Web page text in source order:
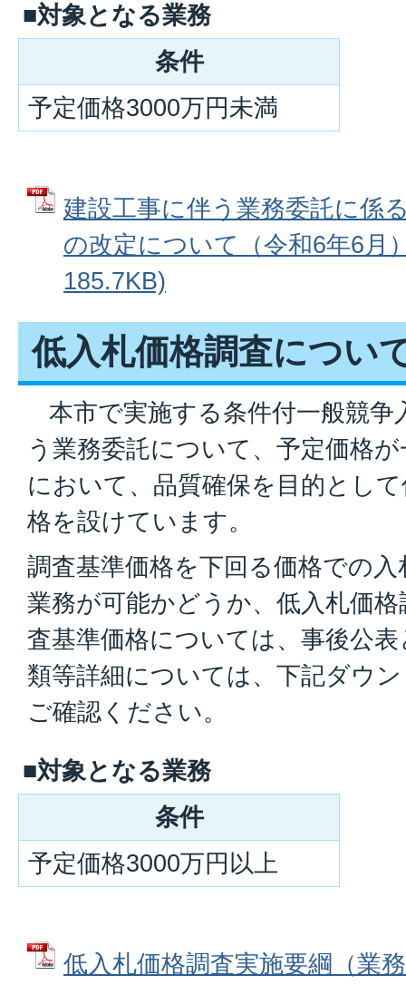
■対象となる業務
条件
予定価格3000万円未満
建設工事に伴う業務委託に係
の改定について（令和6年6月
185.7KB)
低入札価格調査につい
本市で実施する条件付一般競争
う業務委託について、予定価格
において、品質確保を目的とし
格を設けています。
調査基準価格を下回る価格での
業務が可能かどうか、低入札価
査基準価格については、事後公
類等詳細については、下記ダウ
ご確認ください。
■対象となる業務
条件
予定価格3000万円以上
低入札価格調査実施要綱（業